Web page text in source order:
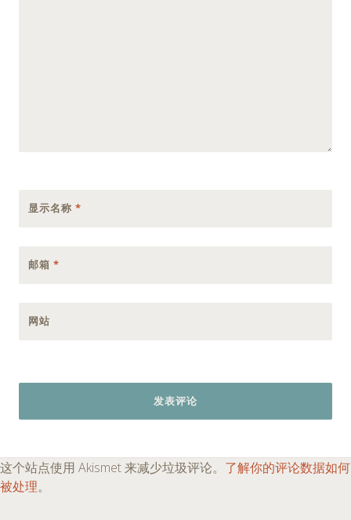
显示名称 *
邮箱 *
网站
这个站点使用 Akismet 来减少垃圾评论。 了解你的评论数据如何
被处理。